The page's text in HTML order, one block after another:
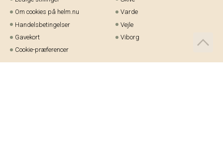
Om cookies på helm.nu
Handelsbetingelser
Gavekort
Cookie-præferencer
Varde
Vejle
Viborg